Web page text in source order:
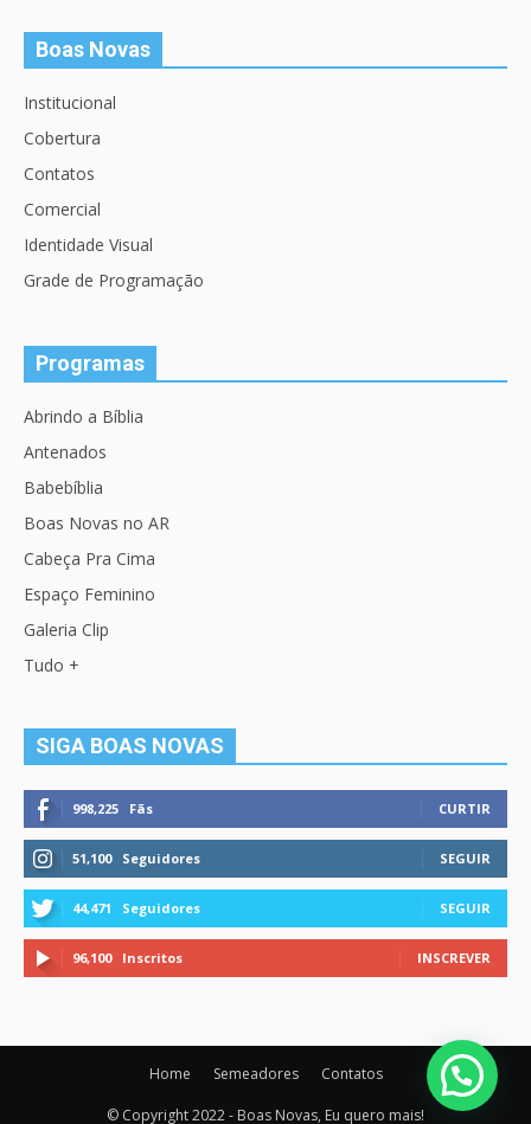
Boas Novas
Institucional
Cobertura
Contatos
Comercial
Identidade Visual
Grade de Programação
Programas
Abrindo a Bíblia
Antenados
Babebíblia
Boas Novas no AR
Cabeça Pra Cima
Espaço Feminino
Galeria Clip
Tudo +
SIGA BOAS NOVAS
998,225 Fãs CURTIR
51,100 Seguidores SEGUIR
44,471 Seguidores SEGUIR
96,100 Inscritos INSCREVER
Home Semeadores Contatos
© Copyright 2022 - Boas Novas, Eu quero mais!